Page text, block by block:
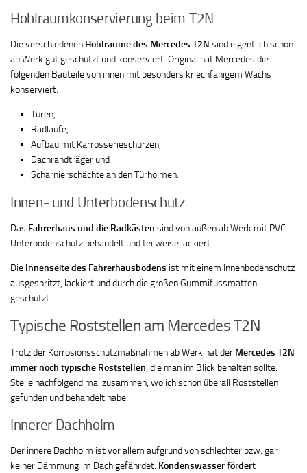
Hohlraumkonservierung beim T2N
Die verschiedenen Hohlräume des Mercedes T2N sind eigentlich schon
ab Werk gut geschützt und konserviert. Original hat Mercedes die
folgenden Bauteile von innen mit besonders kriechfähigem Wachs
konserviert:
Türen,
Radläufe,
Aufbau mit Karrosserieschürzen,
Dachrandträger und
Scharnierschächte an den Türholmen.
Innen- und Unterbodenschutz
Das Fahrerhaus und die Radkästen sind von außen ab Werk mit PVC-
Unterbodenschutz behandelt und teilweise lackiert.
Die Innenseite des Fahrerhausbodens ist mit einem Innenbodenschutz
ausgespritzt, lackiert und durch die großen Gummifussmatten
geschützt.
Typische Roststellen am Mercedes T2N
Trotz der Korrosionsschutzmaßnahmen ab Werk hat der Mercedes T2N
immer noch typische Roststellen, die man im Blick behalten sollte.
Stelle nachfolgend mal zusammen, wo ich schon überall Roststellen
gefunden und behandelt habe.
Innerer Dachholm
Der innere Dachholm ist vor allem aufgrund von schlechter bzw. gar
keiner Dämmung im Dach gefährdet. Kondenswasser fördert